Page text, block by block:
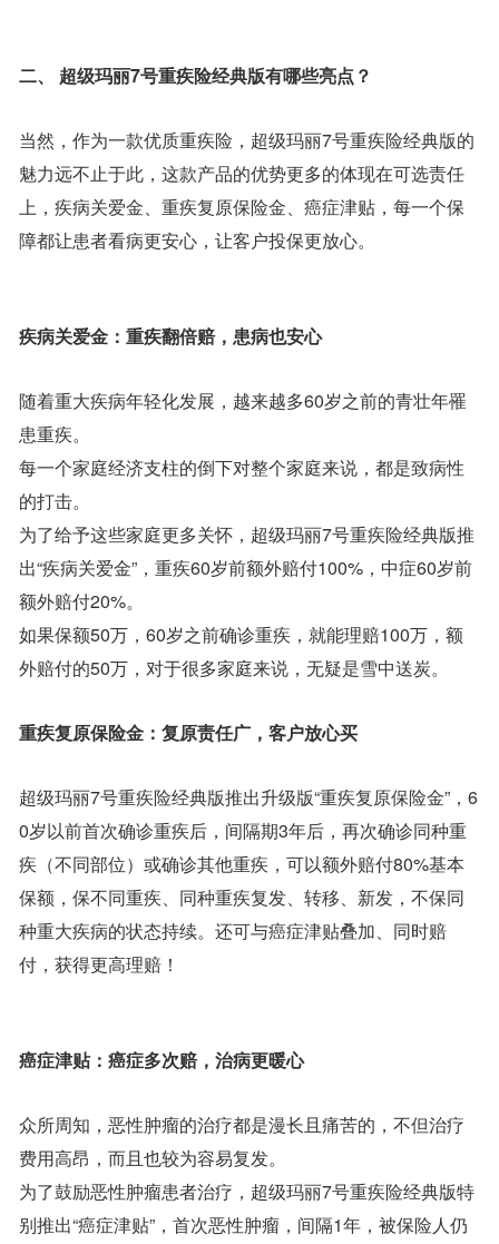
二、 超级玛丽7号重疾险经典版有哪些亮点？
当然，作为一款优质重疾险，超级玛丽7号重疾险经典版的
魅力远不止于此，这款产品的优势更多的体现在可选责任
上，疾病关爱金、重疾复原保险金、癌症津贴，每一个保
障都让患者看病更安心，让客户投保更放心。
疾病关爱金：重疾翻倍赔，患病也安心
随着重大疾病年轻化发展，越来越多60岁之前的青壮年罹
患重疾。
每一个家庭经济支柱的倒下对整个家庭来说，都是致病性
的打击。
为了给予这些家庭更多关怀，超级玛丽7号重疾险经典版推
出“疾病关爱金”，重疾60岁前额外赔付100%，中症60岁前
额外赔付20%。
如果保额50万，60岁之前确诊重疾，就能理赔100万，额
外赔付的50万，对于很多家庭来说，无疑是雪中送炭。
重疾复原保险金：复原责任广，客户放心买
超级玛丽7号重疾险经典版推出升级版“重疾复原保险金”，6
0岁以前首次确诊重疾后，间隔期3年后，再次确诊同种重
疾（不同部位）或确诊其他重疾，可以额外赔付80%基本
保额，保不同重疾、同种重疾复发、转移、新发，不保同
种重大疾病的状态持续。还可与癌症津贴叠加、同时赔
付，获得更高理赔！
癌症津贴：癌症多次赔，治病更暖心
众所周知，恶性肿瘤的治疗都是漫长且痛苦的，不但治疗
费用高昂，而且也较为容易复发。
为了鼓励恶性肿瘤患者治疗，超级玛丽7号重疾险经典版特
别推出“癌症津贴”，首次恶性肿瘤，间隔1年，被保险人仍